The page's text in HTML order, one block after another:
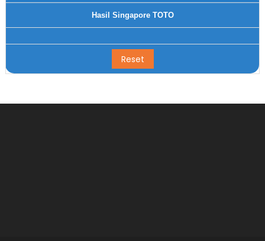
Hasil Singapore TOTO